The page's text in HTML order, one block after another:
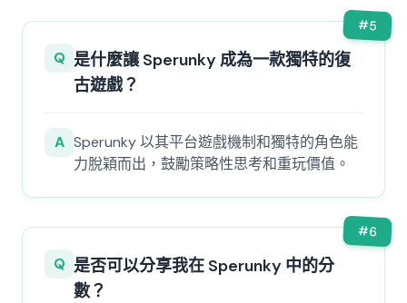
#5
Q 是什麼讓 Sperunky 成為一款獨特的復
古遊戲？
A Sperunky 以其平台遊戲機制和獨特的角色能
力脫穎而出，鼓勵策略性思考和重玩價值。
#6
Q 是否可以分享我在 Sperunky 中的分
數？